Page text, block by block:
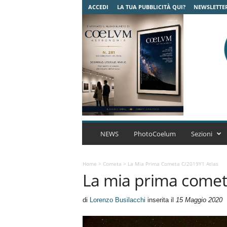
ACCEDI LA TUA PUBBLICITÀ QUI?
C
u
A
r
NEWS PhotoCoelum Sezioni
Home > Cometa > La Mia Prima Cometa C/2019Y1 Atlas
La mia prima
di Lorenzo Busilacchi inserita il 15 Maggio 2020